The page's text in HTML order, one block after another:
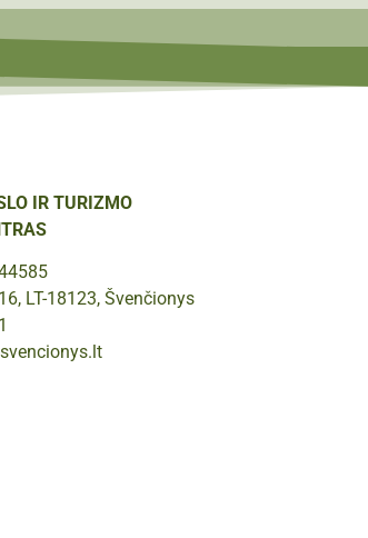
IR TURIZMO
LT-18123, Švenčionys